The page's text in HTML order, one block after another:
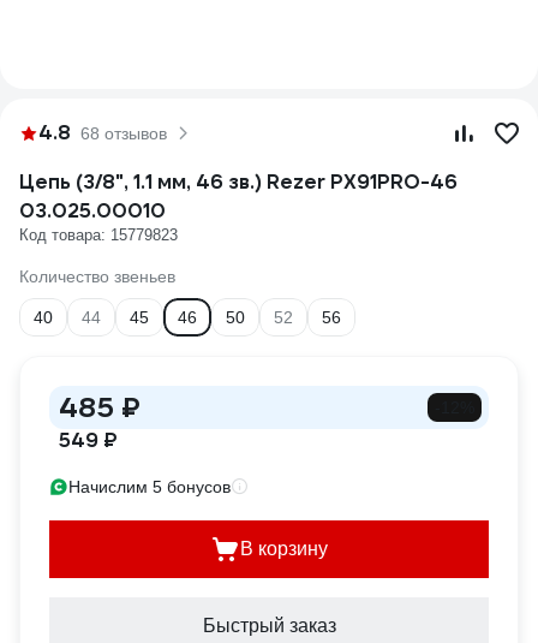
4.8 68 отзывов
Цепь (3/8", 1.1 мм, 46 зв.) Rezer PX91PRO-46
03.025.00010
Код товара: 15779823
Количество звеньев
40 44 45 46 50 52 56
485 ₽
549 ₽
Начислим 5 бонусов
В корзину
Быстрый заказ